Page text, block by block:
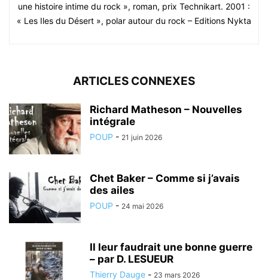
une histoire intime du rock », roman, prix Technikart. 2001 :
« Les Iles du Désert », polar autour du rock – Editions Nykta
ARTICLES CONNEXES
Richard Matheson – Nouvelles
intégrale
POUP - 21 juin 2026
Chet Baker – Comme si j’avais
des ailes
POUP - 24 mai 2026
Il leur faudrait une bonne guerre
– par D. LESUEUR
Thierry Dauge - 23 mars 2026